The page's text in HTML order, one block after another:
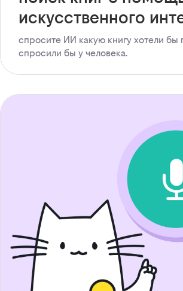
искусственного
спросите ИИ какую книгу хотели бы
спросили бы у человека.